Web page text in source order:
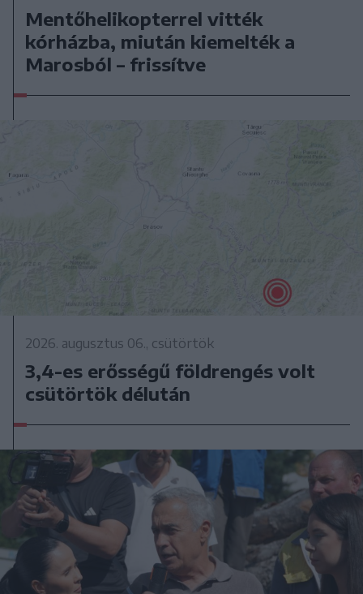
Mentőhelikopterrel vitték
kórházba, miután kiemelték a
Marosból – frissítve
2026. augusztus 06., csütörtök
3,4-es erősségű földrengés volt
csütörtök délután